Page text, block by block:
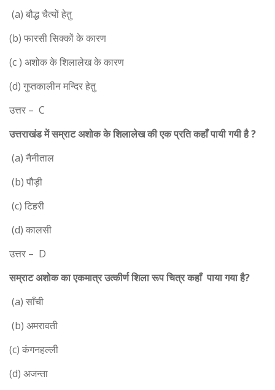
(a) बौद्ध चैत्यों हेतु
(b) फारसी सिक्कों के कारण
(c ) अशोक के शिलालेख के कारण
(d) गुप्तकालीन मन्दिर हेतु
उत्तर – C
उत्तराखंड में सम्राट अशोक के शिलालेख की एक प्रति कहाँ पायी गयी है ?
(a) नैनीताल
(b) पौड़ी
(c) टिहरी
(d) कालसी
उत्तर – D
सम्राट अशोक का एकमात्र उत्कीर्ण शिला रूप चित्र कहाँ पाया गया है?
(a) साँची
(b) अमरावती
(c) कंगनहल्ली
(d) अजन्ता